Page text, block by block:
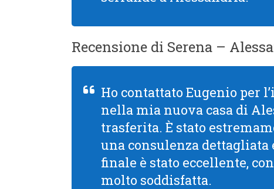
Recensione di Serena –
Ho contattato Eugenio per
nella mia nuova casa di
trasferita. È stato
una consulenza
finale è stato eccellente,
molto soddisfatta.